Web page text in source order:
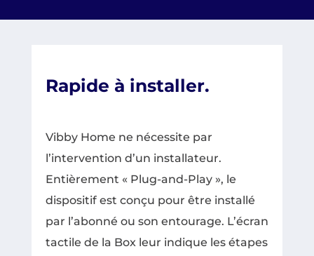
Rapide à installer.
Vibby Home ne nécessite par
l’intervention d’un installateur.
Entièrement « Plug-and-Play », le
dispositif est conçu pour être installé
par l’abonné ou son entourage. L’écran
tactile de la Box leur indique les étapes